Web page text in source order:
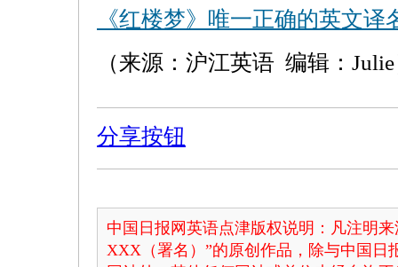
《红楼梦》唯一正确的英文译
（来源：沪江英语 编辑：
分享按钮
中国日报网英语点津版权说明：凡注明
XXX（署名）”的原创作品，除与中国日